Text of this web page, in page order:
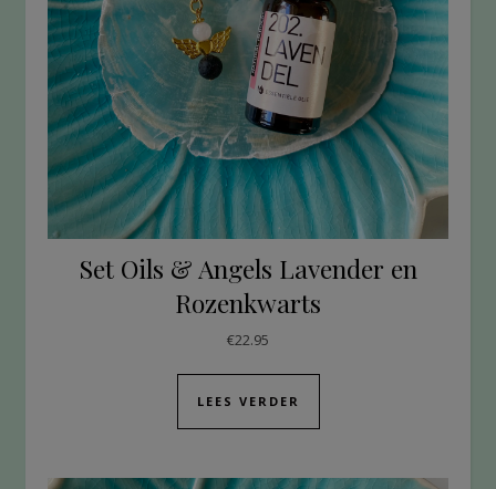
Set Oils & Angels Lavender en
Rozenkwarts
€22.95
LEES VERDER